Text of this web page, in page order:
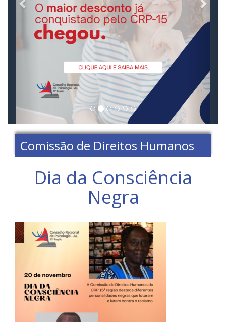
Comissão de Direitos Humanos
Dia da Consciência
Negra